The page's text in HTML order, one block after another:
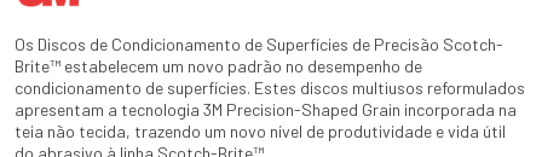
Os Discos de Condicionamento de Superfícies de Precisão Scotch-
Brite™ estabelecem um novo padrão no desempenho de
condicionamento de superfícies. Estes discos multiusos reformulados
apresentam a tecnologia 3M Precision-Shaped Grain incorporada na
teia não tecida, trazendo um novo nível de produtividade e vida útil